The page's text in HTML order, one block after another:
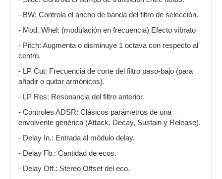
- BW: Controla el ancho de banda del filtro de selección.
- Mod. Whel: (modulación en frecuencia) Efecto vibrato
- Pitch: Augmenta o disminuye 1 octava con respecto al
centro.
- LP Cut: Frecuencia de corte del filtro paso-bajo (para
añadir o quitar armónicos).
- LP Res: Resonancia del filtro anterior.
- Controles ADSR: Clásicos parámetros de una
envolvente genérica (Attack, Decay, Sustain y Release).
- Delay In.: Entrada al módulo delay.
- Delay Fb.: Cantidad de ecos.
- Delay Off.: Stereo Offset del eco.